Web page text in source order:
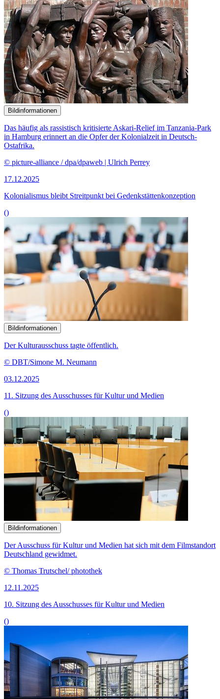
Bildinformationen
Das häufig als rassistisch kritisierte Askari-Relief im Tanzania-Park
in Hamburg erinnert an die Opfer der Kolonialzeit in Deutsch-
Ostafrika.
© picture-alliance / dpa/dpaweb | Ulrich Perrey
17.12.2025
Kolonialismus bleibt Streitpunkt bei Gedenkstättenkonzeption
()
Bildinformationen
Der Kulturausschuss tagte öffentlich.
© DBT/Simone M. Neumann
03.12.2025
11. Sitzung des Ausschusses für Kultur und Medien
()
Bildinformationen
Der Ausschuss für Kultur und Medien hat sich mit dem Filmstandort
Deutschland gewidmet.
© Thomas Trutschel/ photothek
12.11.2025
10. Sitzung des Ausschusses für Kultur und Medien
()